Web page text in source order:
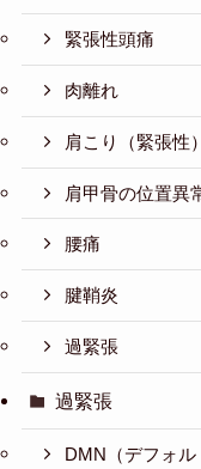
緊張性頭痛
肉離れ
肩こり（緊張性）
肩甲骨の位置異
腰痛
腱鞘炎
過緊張
過緊張
DMN（デフォル